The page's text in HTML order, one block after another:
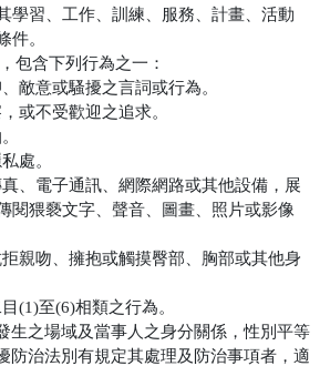
損其學習、工作、訓練、服務、計畫、活動
件。
，包含下列行為之一：
抑、敵意或騷擾之言詞或行為。
，或不受歡迎之追求。
私處。
傳真、電子通訊、網際網路或其他設備，展
或傳閱猥褻文字、聲音、圖畫、照片或影像
抗拒親吻、擁抱或觸摸臀部、胸部或其他身
目(1)至(6)相類之行為。
發生之場域及當事人之身分關係，性別平等
擾防治法別有規定其處理及防治事項者，適